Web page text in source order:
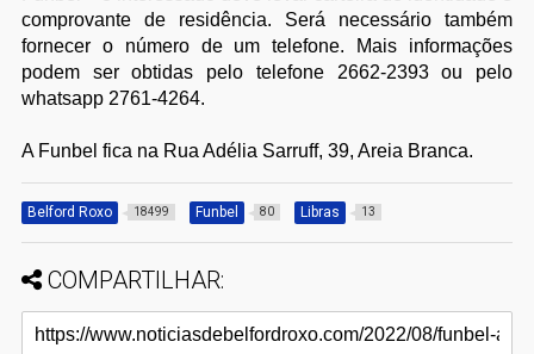
comprovante de residência. Será necessário também
fornecer o número de um telefone. Mais informações
podem ser obtidas pelo telefone 2662-2393 ou pelo
whatsapp 2761-4264.
A Funbel fica na Rua Adélia Sarruff, 39, Areia Branca.
Belford Roxo 18499 Funbel 80 Libras 13
COMPARTILHAR: